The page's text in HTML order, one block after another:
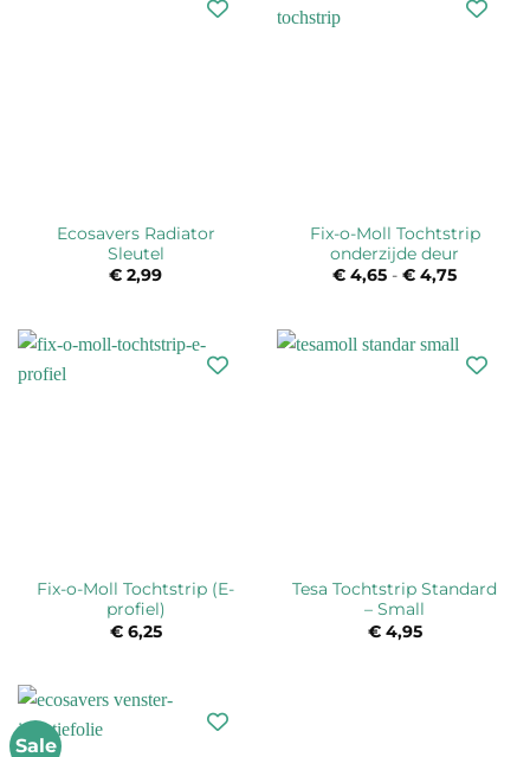
Ecosavers Radiator
Sleutel
€ 2,99
Fix-o-Moll Tochtstrip
onderzijde deur
€ 4,65 - € 4,75
Fix-o-Moll Tochtstrip (E-
profiel)
€6,25
Tesa Tochtstrip Standard
– Small
€4,95
Sale